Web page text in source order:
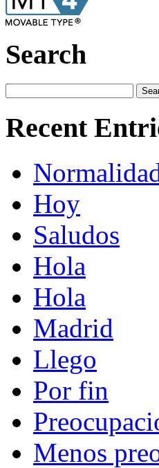
Search
Recent
Hoy
Saludos
Hola
Hola
Madrid
Llego
Por fin
Menos